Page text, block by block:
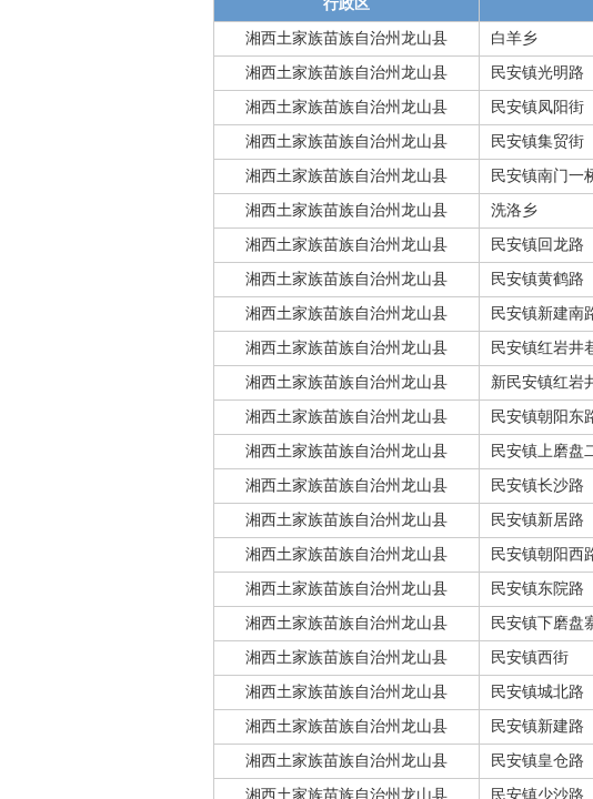
行政区
湘西土家族苗族自治州龙山县 白羊乡
湘西土家族苗族自治州龙山县 民安镇光明路
湘西土家族苗族自治州龙山县 民安镇凤阳街
湘西土家族苗族自治州龙山县 民安镇集贸街
湘西土家族苗族自治州龙山县 民安镇南门一
湘西土家族苗族自治州龙山县 洗洛乡
湘西土家族苗族自治州龙山县 民安镇回龙路
湘西土家族苗族自治州龙山县 民安镇黄鹤路
湘西土家族苗族自治州龙山县 民安镇新建南
湘西土家族苗族自治州龙山县 民安镇红岩井
湘西土家族苗族自治州龙山县 新民安镇红岩
湘西土家族苗族自治州龙山县 民安镇朝阳东
湘西土家族苗族自治州龙山县 民安镇上磨盘
湘西土家族苗族自治州龙山县 民安镇长沙路
湘西土家族苗族自治州龙山县 民安镇新居路
湘西土家族苗族自治州龙山县 民安镇朝阳西
湘西土家族苗族自治州龙山县 民安镇东院路
湘西土家族苗族自治州龙山县 民安镇下磨盘
湘西土家族苗族自治州龙山县 民安镇西街
湘西土家族苗族自治州龙山县 民安镇城北路
湘西土家族苗族自治州龙山县 民安镇新建路
湘西土家族苗族自治州龙山县 民安镇皇仓路
湘西土家族苗族自治州龙山县 民安镇少沙路